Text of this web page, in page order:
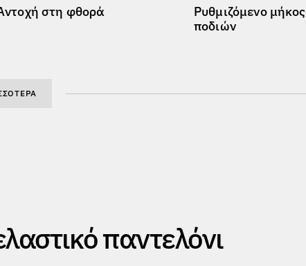
στη φθορά
Ρυθμιζόμενο μήκος
ποδιών
παντελόνι